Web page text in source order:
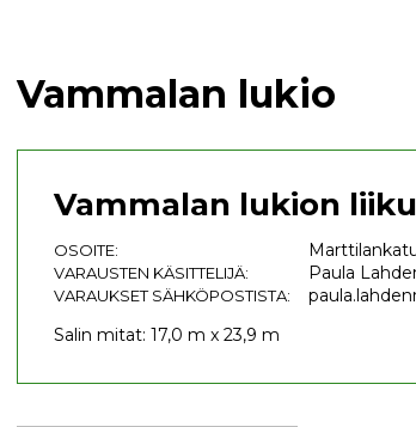
Vammalan lukio
Vammalan lukion
OSOITE:
VARAUSTEN KÄSITTELIJÄ: Paula
VARAUKSET SÄHKÖPOSTISTA:
Salin mitat: 17,0 m x 23,9 m